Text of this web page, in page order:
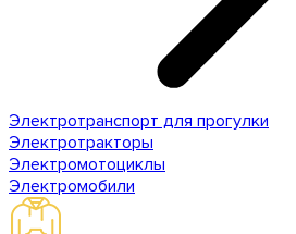
Электротранспорт для прогулки
Электротракторы
Электромотоциклы
Электромобили